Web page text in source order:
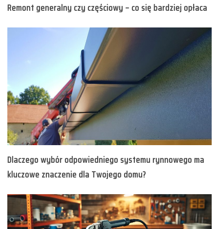
Remont generalny czy częściowy – co się bardziej opłaca
Dlaczego wybór odpowiedniego systemu rynnowego ma
kluczowe znaczenie dla Twojego domu?